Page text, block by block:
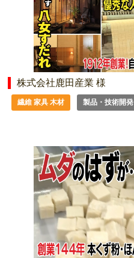
株式会社鹿田産業 様
繊維 家具 木材 製品・技術開発